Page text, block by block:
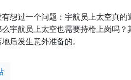
想过一个问题：宇航员上太空真的
宇航员上太空也需要持枪上岗吗？
后发生意外准备的。